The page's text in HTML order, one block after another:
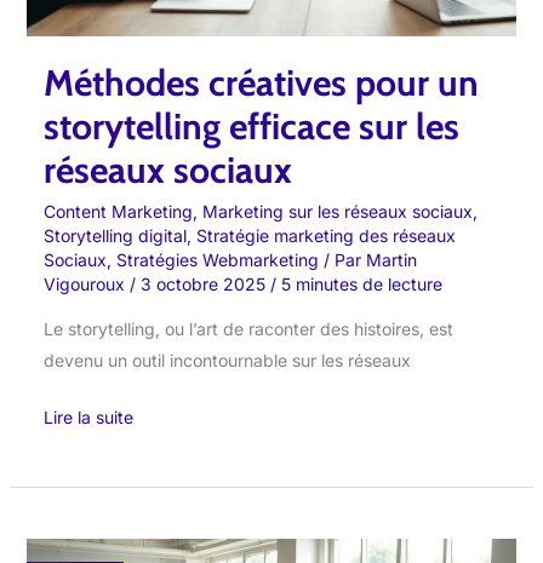
Méthodes créatives pour un
storytelling efficace sur les
réseaux sociaux
Content Marketing, Marketing sur les réseaux sociaux,
Storytelling digital, Stratégie marketing des réseaux
Sociaux, Stratégies Webmarketing / Par Martin
Vigouroux / 3 octobre 2025 / 5 minutes de lecture
Le storytelling, ou l’art de raconter des histoires, est
devenu un outil incontournable sur les réseaux
les
sociaux
Lire la suite